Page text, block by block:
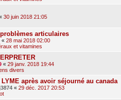
30 juin 2018 21:05
articulaires
« 28 mai 2018 02:00
et vitamines
« 29 janv. 2018 19:44
divers
après avoir séjourné au canada
« 29 déc. 2017 20:53